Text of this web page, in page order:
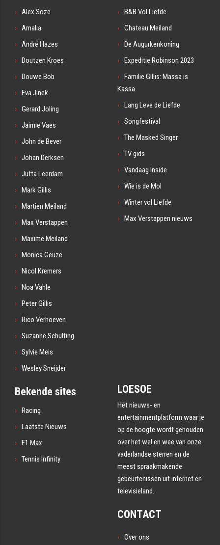
Alex Soze
Amalia
André Hazes
Doutzen Kroes
Douwe Bob
Eva Jinek
Gerard Joling
Jaimie Vaes
John de Bever
Johan Derksen
Jutta Leerdam
Mark Gillis
Martien Meiland
Max Verstappen
Maxime Meiland
Monica Geuze
Nicol Kremers
Noa Vahle
Peter Gillis
Rico Verhoeven
Suzanne Schulting
Sylvie Meis
Wesley Sneijder
B&B Vol Liefde
Chateau Meiland
De Augurkenkoning
Expeditie Robinson 2023
Familie Gillis: Massa is
Kassa
Lang Leve de Liefde
Songfestival
The Masked Singer
TV gids
Vandaag Inside
Wie is de Mol
Winter vol Liefde
Max Verstappen nieuws
Bekende sites
Racing
Laatste Nieuws
F1 Max
Tennis Infinity
LOESOE
Hét nieuws- en
entertainmentplatform waar je
op de hoogte wordt gehouden
over het wel en wee van onze
vaderlandse sterren en de
meest spraakmakende
gebeurtenissen uit internet en
televisieland.
CONTACT
Over ons